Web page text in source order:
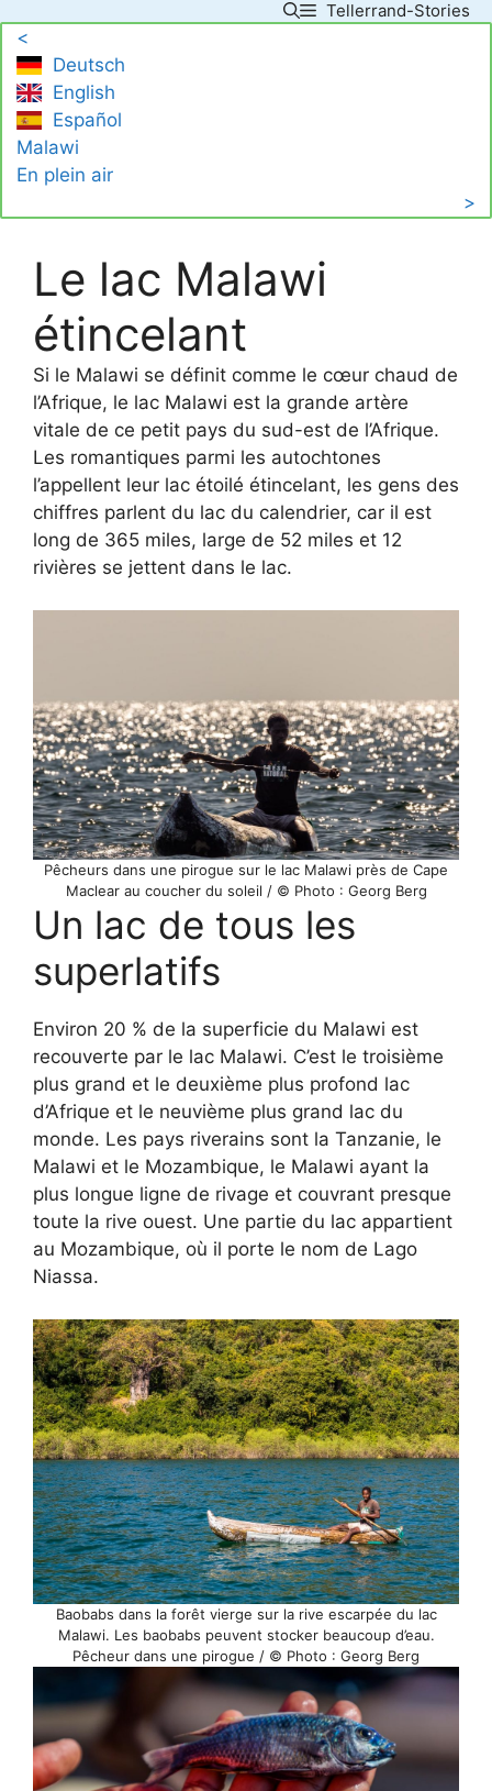
content
Tellerrand-Stories
<
Deutsch
English
Español
Malawi
En plein air
>
Le lac Malawi
étincelant
Si le Malawi se définit comme le cœur chaud de
l’Afrique, le lac Malawi est la grande artère
vitale de ce petit pays du sud-est de l’Afrique.
Les romantiques parmi les autochtones
l’appellent leur lac étoilé étincelant, les gens des
chiffres parlent du lac du calendrier, car il est
long de 365 miles, large de 52 miles et 12
rivières se jettent dans le lac.
Pêcheurs dans une pirogue sur le lac Malawi près de Cape
Maclear au coucher du soleil / © Photo : Georg Berg
Un lac de tous les
superlatifs
Environ 20 % de la superficie du Malawi est
recouverte par le lac Malawi. C’est le troisième
plus grand et le deuxième plus profond lac
d’Afrique et le neuvième plus grand lac du
monde. Les pays riverains sont la Tanzanie, le
Malawi et le Mozambique, le Malawi ayant la
plus longue ligne de rivage et couvrant presque
toute la rive ouest. Une partie du lac appartient
au Mozambique, où il porte le nom de Lago
Niassa.
Baobabs dans la forêt vierge sur la rive escarpée du lac
Malawi. Les baobabs peuvent stocker beaucoup d’eau.
Pêcheur dans une pirogue / © Photo : Georg Berg